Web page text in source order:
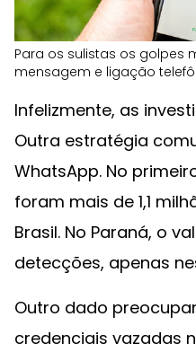
Para os sulistas os golpes
mensagem e ligação
Infelizmente, as
Outra estratégia
WhatsApp. No
foram mais de 1,1
Brasil. No Paraná, o
detecções, apenas
Outro dado
credenciais vazadas